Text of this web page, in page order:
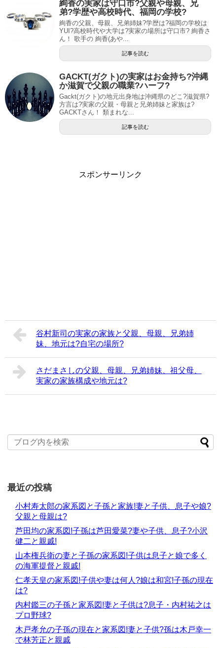
絢香の実家は守口市?父親や母親、兄
弟?学歴や高校時代、福岡の学校?
絢香の父親、母親、兄弟姉妹?学歴は?福岡の学校は
YUI?高校時代や大学は?実家の場所は守口市? 絢香さ
ん！ 歌手の 絢香(あや...
記事を読む
GACKT(ガクト)の実家はお金持ち?沖縄
か滋賀で父親の職業?ハーフ?
Gackt(ガクト)の地元出身地は沖縄県のどこ?滋賀県?
方言は?実家の父親・母親と兄弟姉妹と家族は?
GACKTさん！ 類まれな...
記事を読む
スポンサーリンク
谷村新司の実家の家族と父親、母親、兄弟姉
妹、地元は?自宅の場所?
さだまさしの父親、母親、兄弟姉妹、祖父母、
実家の家族構成や地元は?
最近の投稿
小村寿太郎の家系図と子孫と家族!妻と子供、息子や娘?
父親と母親は?
芦田均の家系図!子孫は芦田愛菜?妻や子供、息子?小沢
健二と親戚!
山本権兵衛の妻と子孫の家系図!子供は息子と娘で多く
の海軍提督と親戚!
仁孝天皇の家系図!子供や妻は何人?娘は和宮!子孫の現在
は?
内村鑑三の子孫と家系図!妻と子供は?息子・内村祐之は
プロ野球?
木戸孝允の子孫の現在と家系図!妻と子供?孫は木戸幸一
で林芳正と親戚